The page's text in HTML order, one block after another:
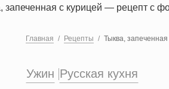
Главная Рецепты Тыква, запеченная
Ужин Русская кухня